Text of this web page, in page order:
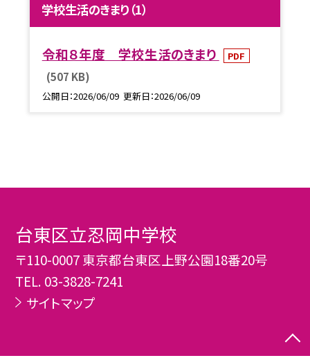
学校生活のきまり（1）
令和８年度 学校生活のきまり PDF
(507 KB)
公開日 2026/06/09 更新日 2026/06/09
台東区立忍岡中学校
〒110-0007 東京都台東区上野公園18番20号
TEL. 03-3828-7241
サイトマップ